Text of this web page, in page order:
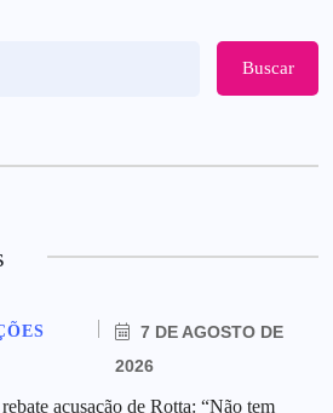
Buscar
7 DE AGOSTO DE
2026
acusação de Rotta: “Não tem